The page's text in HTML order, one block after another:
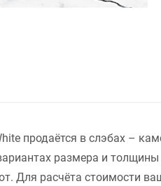
продаётся в слэбах –
размера и
Для расчёта стоимости